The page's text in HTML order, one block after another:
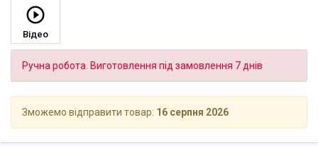
Відео
Ручна робота. Виготовлення під замовлення 7 днів
Зможемо відправити товар: 16 серпня 2026